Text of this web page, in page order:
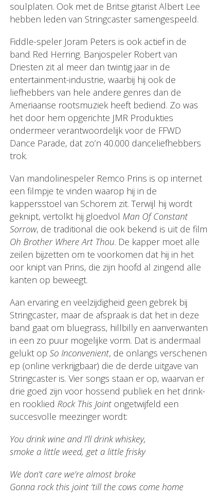
soulplaten. Ook met de Britse gitarist Albert Lee
hebben leden van Stringcaster samengespeeld.
Fiddle-speler Joram Peters is ook actief in de
band Red Herring. Banjospeler Robert van
Driesten zit al meer dan twintig jaar in de
entertainment-industrie, waarbij hij ook de
liefhebbers van hele andere genres dan de
Ameriaanse rootsmuziek heeft bediend. Zo was
het door hem opgerichte JMR Produkties
ondermeer verantwoordelijk voor de FFWD
Dance Parade, dat zo’n 40.000 danceliefhebbers
trok.
Van mandolinespeler Remco Prins is op internet
een filmpje te vinden waarop hij in de
kappersstoel van Schorem zit. Terwijl hij wordt
geknipt, vertolkt hij gloedvol Man Of Constant
Sorrow, de traditional die ook bekend is uit de film
Oh Brother Where Art Thou. De kapper moet alle
zeilen bijzetten om te voorkomen dat hij in het
oor knipt van Prins, die zijn hoofd al zingend alle
kanten op beweegt.
Aan ervaring en veelzijdigheid geen gebrek bij
Stringcaster, maar de afspraak is dat het in deze
band gaat om bluegrass, hillbilly en aanverwanten
in een zo puur mogelijke vorm. Dat is andermaal
gelukt op So Inconvenient, de onlangs verschenen
ep (online verkrijgbaar) die de derde uitgave van
Stringcaster is. Vier songs staan er op, waarvan er
drie goed zijn voor hossend publiek en het drink-
en rooklied Rock This Joint ongetwijfeld een
succesvolle meezinger wordt:
You drink wine and I’ll drink whiskey,
smoke a little weed, get a little frisky
We don’t care we’re almost broke
Gonna rock this joint ‘till the cows come home